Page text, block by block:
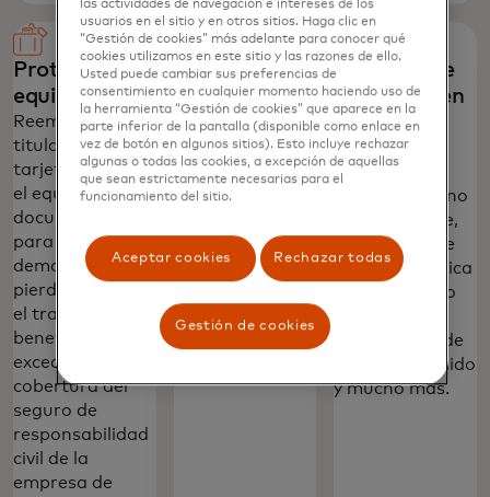
Protección de
equipaje‎
Reembolsa a los
titulares de
tarjetas cuando
el equipaje
documentado
para viajar se
demora o se
pierde durante
el trayecto. Los
beneficios
exceden la
cobertura del
seguro de
responsabilidad
civil de la
empresa de
Concierge‎
Proporciona
asistencia
personal,
incluyendo
recomendaciones
para
restaurantes,
viajes, hoteles y
entretenimiento.
Servicios de
asistencia en
viaje
Proporciona
información
sobre el destino
antes del viaje,
referencias de
remisión médica
y legal en caso
seguimiento de
equipaje perdido
y mucho más.‎
las actividades de navegación e intereses de los
usuarios en el sitio y en otros sitios. Haga clic en
“Gestión de cookies” más adelante para conocer qué
cookies utilizamos en este sitio y las razones de ello.
Usted puede cambiar sus preferencias de
consentimiento en cualquier momento haciendo uso de
la herramienta “Gestión de cookies” que aparece en la
parte inferior de la pantalla (disponible como enlace en
vez de botón en algunos sitios). Esto incluye rechazar
algunas o todas las cookies, a excepción de aquellas
que sean estrictamente necesarias para el
funcionamiento del sitio.
Aceptar cookies Rechazar todas
Gestión de cookies